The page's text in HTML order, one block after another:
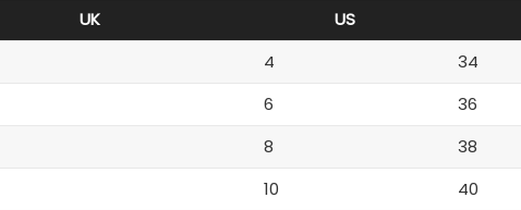
UK US
4
34
6
36
8
38
10
40